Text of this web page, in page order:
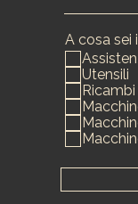
A cosa sei
Utensili
Ricambi